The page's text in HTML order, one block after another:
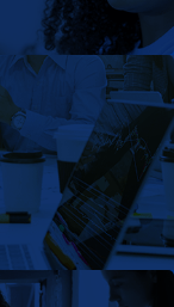
质和患者可